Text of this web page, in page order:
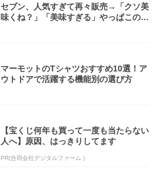
セブン、人気すぎて再々販売→「クソ美
味くね？」「美味すぎる」やっぱこのク
マーモットのTシャツおすすめ10選！ア
ウトドアで活躍する機能別の選び方
【宝くじ何年も買って一度も当たらない
人へ】原因、はっきりしてます
PR(合同会社デジタルファーム )